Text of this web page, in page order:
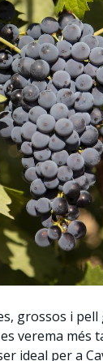
grossos i
verema més
ideal per a